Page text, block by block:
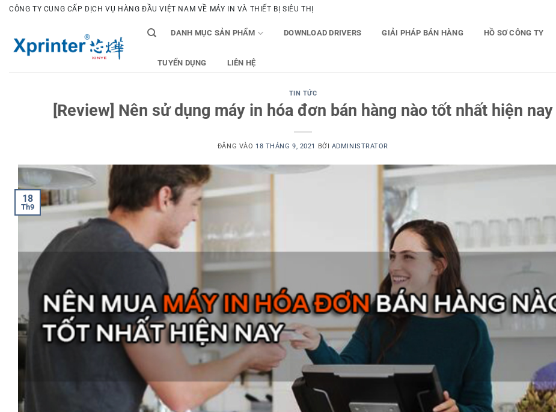
Bỏ
dung
CÔNG TY CUNG CẤP DỊCH VỤ HÀNG ĐẦU VIỆT NAM VỀ MÁY IN VÀ THIẾT BỊ SIÊU THỊ
DANH MỤC SẢN PHẨM DOWNLOAD DRIVERS GIẢI PHÁP BÁN HÀNG HỒ SƠ CÔNG TY
TUYỂN DỤNG LIÊN HỆ
TIN TỨC
[Review] Nên sử dụng máy in hóa đơn bán hàng nào tốt nhất hiện nay
ĐĂNG VÀO 18 THÁNG 9, 2021 BỞI ADMINISTRATOR
18
Th9